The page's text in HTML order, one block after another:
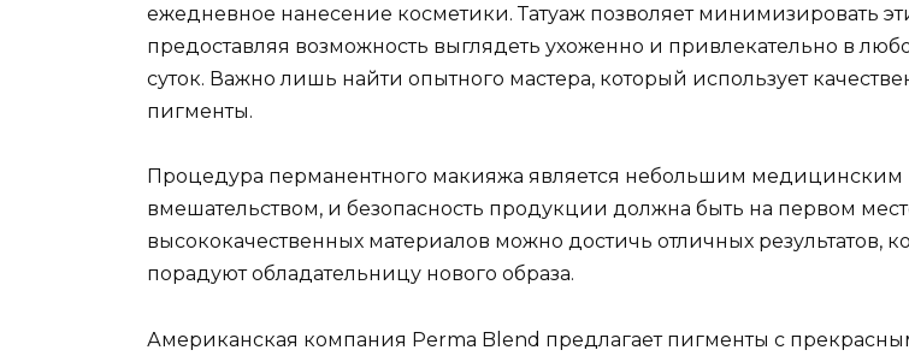
ежедневное нанесение косметики. Татуаж позволяет минимизировать
предоставляя возможность выглядеть ухоженно и привлекательно в
суток. Важно лишь найти опытного мастера, который использует
пигменты.
Процедура перманентного макияжа является небольшим медицинским
вмешательством, и безопасность продукции должна быть на первом
высококачественных материалов можно достичь отличных результатов,
порадуют обладательницу нового образа.
Американская компания Perma Blend предлагает пигменты с